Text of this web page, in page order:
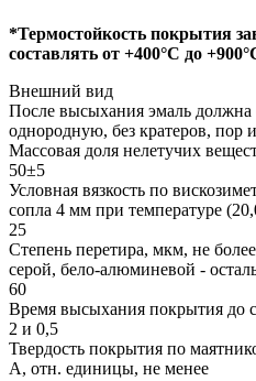
*Термостойкость покрытия
составлять от +400°С до
Внешний вид
После высыхания эмаль должна
однородную, без кратеров, пор
Массовая доля нелетучих
50±5
Условная вязкость по
сопла 4 мм при температуре
25
Степень перетира, мкм, не
серой, бело-алюминевой -
60
Время высыхания покрытия до
2 и 0,5
Твердость покрытия по
А, отн. единицы, не менее